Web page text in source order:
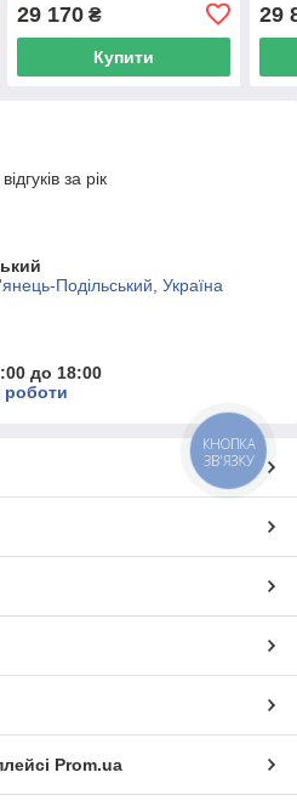
29 170₴
Купити
29
за рік
Подільський, Україна
до 18:00
роботи
Prom.ua
КНОПКА
ЗВ'ЯЗКУ